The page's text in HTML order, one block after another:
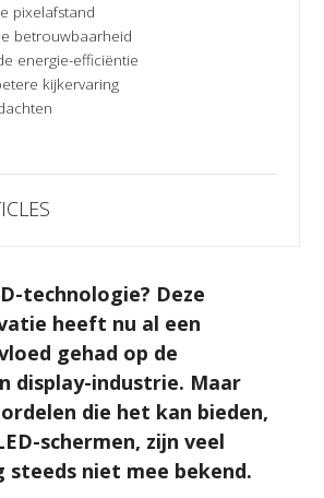
pixelafstand
betrouwbaarheid
energie-efficiëntie
kijkervaring
-technologie? Deze
heeft nu al een
ed gehad op de
display-industrie. Maar
die het kan bieden,
schermen, zijn veel
steeds niet mee bekend.